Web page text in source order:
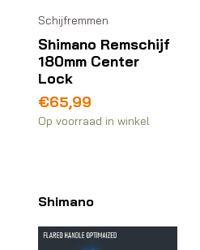
Schijfremmen
Shimano Remschijf
180mm Center
Lock
€65,99
Op voorraad in winkel
Shimano